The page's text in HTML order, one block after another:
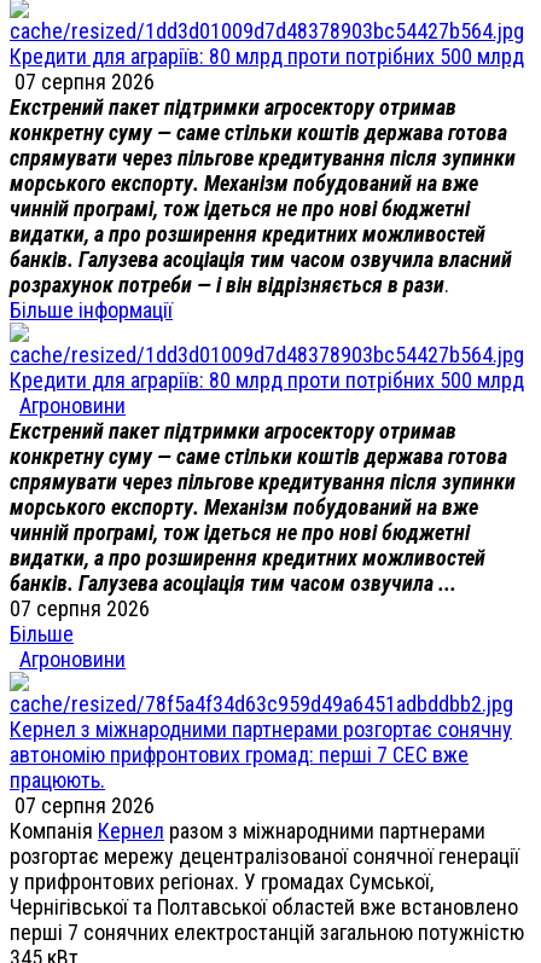
Кредити для аграріїв: 80 млрд проти потрібних 500 млрд
07 серпня 2026
Екстрений пакет підтримки агросектору отримав
конкретну суму — саме стільки коштів держава готова
спрямувати через пільгове кредитування після зупинки
морського експорту. Механізм побудований на вже
чинній програмі, тож ідеться не про нові бюджетні
видатки, а про розширення кредитних можливостей
банків. Галузева асоціація тим часом озвучила власний
розрахунок потреби — і він відрізняється в рази.
Більше інформації
Кредити для аграріїв: 80 млрд проти потрібних 500 млрд
Агроновини
Екстрений пакет підтримки агросектору отримав
конкретну суму — саме стільки коштів держава готова
спрямувати через пільгове кредитування після зупинки
морського експорту. Механізм побудований на вже
чинній програмі, тож ідеться не про нові бюджетні
видатки, а про розширення кредитних можливостей
банків. Галузева асоціація тим часом озвучила ...
07 серпня 2026
Більше
Агроновини
Кернел з міжнародними партнерами розгортає сонячну
автономію прифронтових громад: перші 7 СЕС вже
працюють.
07 серпня 2026
Компанія Кернел разом з міжнародними партнерами
розгортає мережу децентралізованої сонячної генерації
у прифронтових регіонах. У громадах Сумської,
Чернігівської та Полтавської областей вже встановлено
перші 7 сонячних електростанцій загальною потужністю
345 кВт.